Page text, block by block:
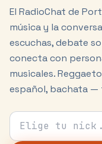
El RadioChat de
música y la
escuchas, debate
conecta con
musicales.
español, bachata —
Tu nick para el chat